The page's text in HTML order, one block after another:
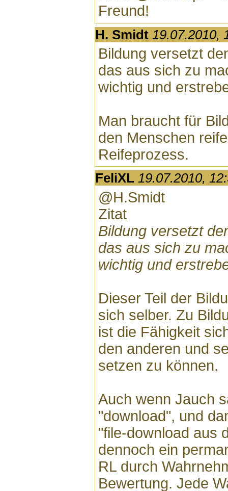
Freund!
H. Smidt 19.07.2010,
Bildung versetzt
das aus sich zu
wichtig und
Man braucht für
den Menschen
Reifeprozess.
FeliXL 19.07.2010,
@H.Smidt
Zitat
Bildung versetzt
das aus sich zu
wichtig und
Dieser Teil der
sich selber. Zu
ist die Fähigkeit
den anderen und
setzen zu können.
Auch wenn Jauch
"download", und
"file-download aus
dennoch ein
RL durch
Bewertung. Jede